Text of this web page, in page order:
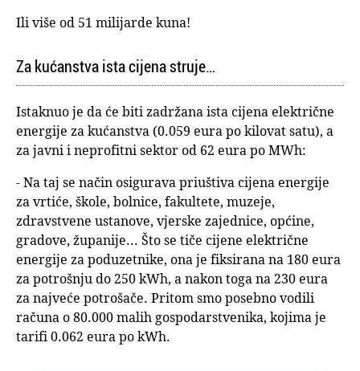
Ili više od 51 milijarde kuna!
Za kućanstva ista cijena struje…
Istaknuo je da će biti zadržana ista cijena električne
energije za kućanstva (0.059 eura po kilovat satu), a
za javni i neprofitni sektor od 62 eura po MWh:
- Na taj se način osigurava priuštiva cijena energije
za vrtiće, škole, bolnice, fakultete, muzeje,
zdravstvene ustanove, vjerske zajednice, općine,
gradove, županije... Što se tiče cijene električne
energije za poduzetnike, ona je fiksirana na 180 eura
za potrošnju do 250 kWh, a nakon toga na 230 eura
za najveće potrošače. Pritom smo posebno vodili
računa o 80.000 malih gospodarstvenika, kojima je
tarifi 0.062 eura po kWh.